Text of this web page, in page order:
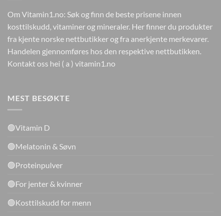
Om Vitamin1.no: Søk og finn de beste prisene innen
kosttilskudd, vitaminer og mineraler. Her finner du produkter
fra kjente norske nettbutikker og fra anerkjente merkevarer.
Handelen gjennomføres hos den respektive nettbutikken.
Kontakt oss hei ( a ) vitamin1.no
MEST BESØKTE
🟢Vitamin D
🟢Melatonin & Søvn
🟢Proteinpulver
🟢For jenter & kvinner
🟢Kosttilskudd for menn